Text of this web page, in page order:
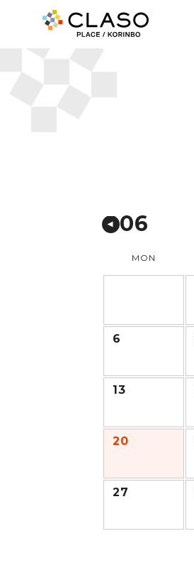
06
MON
6
13
20
27